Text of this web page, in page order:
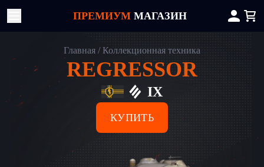
ПРЕМИУМ МАГАЗИН
Главная Коллекционная техника
REGRESSOR
IX
КУПИТЬ